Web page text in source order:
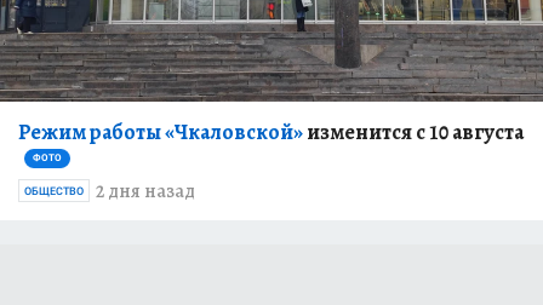
Режим работы «Чкаловской»изменится с 10 августа
ФОТО
2 дня назад
ОБЩЕСТВО